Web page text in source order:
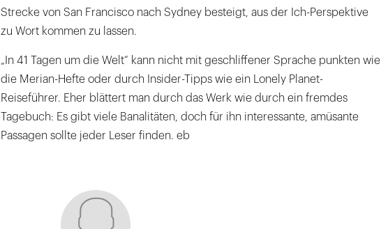
Strecke von San Francisco nach Sydney besteigt, aus der Ich-Perspektive
zu Wort kommen zu lassen.
„In 41 Tagen um die Welt“ kann nicht mit geschliffener Sprache punkten wie
die Merian-Hefte oder durch Insider-Tipps wie ein Lonely Planet-
Reiseführer. Eher blättert man durch das Werk wie durch ein fremdes
Tagebuch: Es gibt viele Banalitäten, doch für ihn interessante, amüsante
Passagen sollte jeder Leser finden. eb